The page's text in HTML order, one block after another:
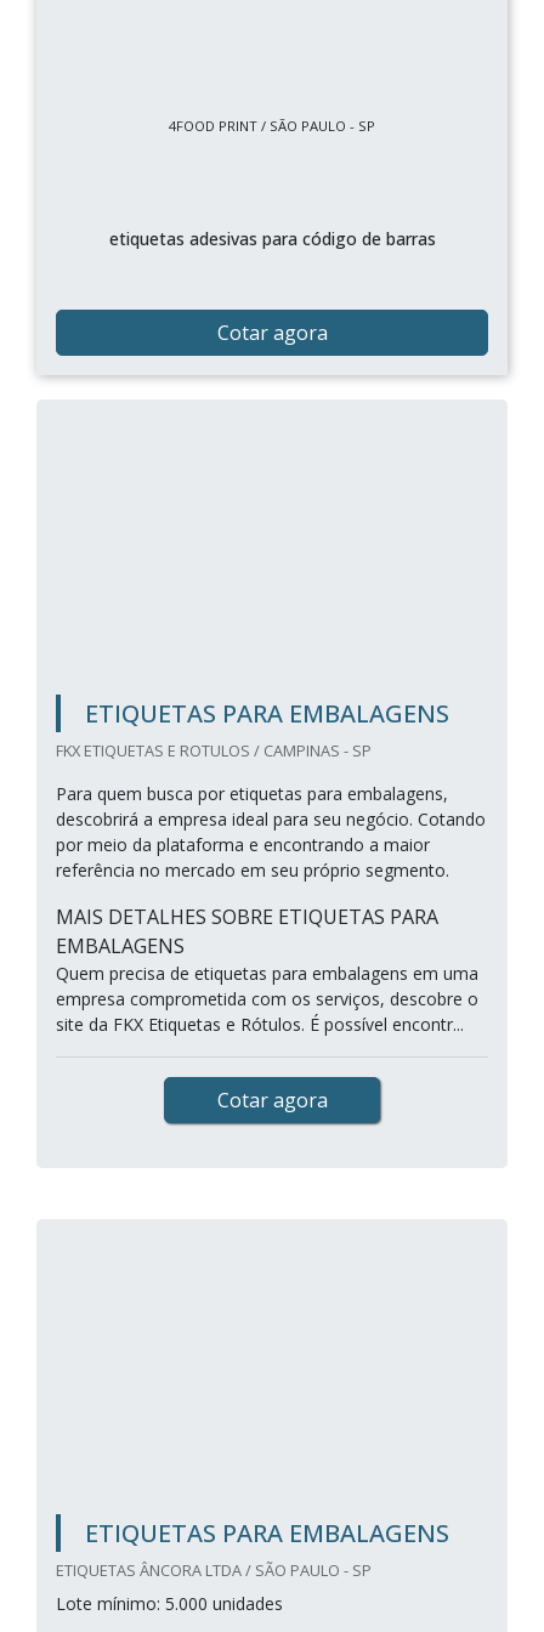
4FOOD PRINT / SÃO PAULO - SP
etiquetas adesivas para código de barras
Cotar agora
ETIQUETAS PARA EMBALAGENS
FKX ETIQUETAS E ROTULOS / CAMPINAS - SP
Para quem busca por etiquetas para embalagens,
descobrirá a empresa ideal para seu negócio. Cotando
por meio da plataforma e encontrando a maior
referência no mercado em seu próprio segmento.
MAIS DETALHES SOBRE ETIQUETAS PARA
EMBALAGENS
Quem precisa de etiquetas para embalagens em uma
empresa comprometida com os serviços, descobre o
site da FKX Etiquetas e Rótulos. É possível encontr...
Cotar agora
ETIQUETAS PARA EMBALAGENS
ETIQUETAS ÂNCORA LTDA / SÃO PAULO - SP
Lote mínimo: 5.000 unidades